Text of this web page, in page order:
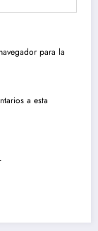
para la
a esta